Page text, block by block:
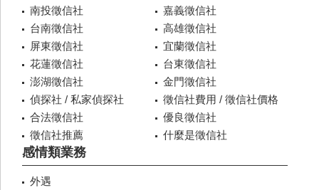
南投徵信社
嘉義徵信社
台南徵信社
高雄徵信社
屏東徵信社
宜蘭徵信社
花蓮徵信社
台東徵信社
澎湖徵信社
金門徵信社
偵探社 / 私家偵探社
徵信社費用 / 徵信社價格
合法徵信社
優良徵信社
徵信社推薦
什麼是徵信社
感情類業務
外遇